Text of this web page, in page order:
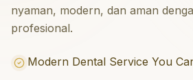
nyaman, modern, dan aman
profesional.
Modern Dental Service You